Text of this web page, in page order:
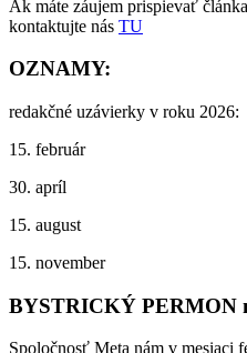
Ak máte záujem prispievať
kontaktujte nás TU
OZNAMY:
redakčné uzávierky v roku 2026:
15. február
30. apríl
15. august
15. november
BYSTRICKÝ PERMON
Spoločnosť Meta nám v mesiaci